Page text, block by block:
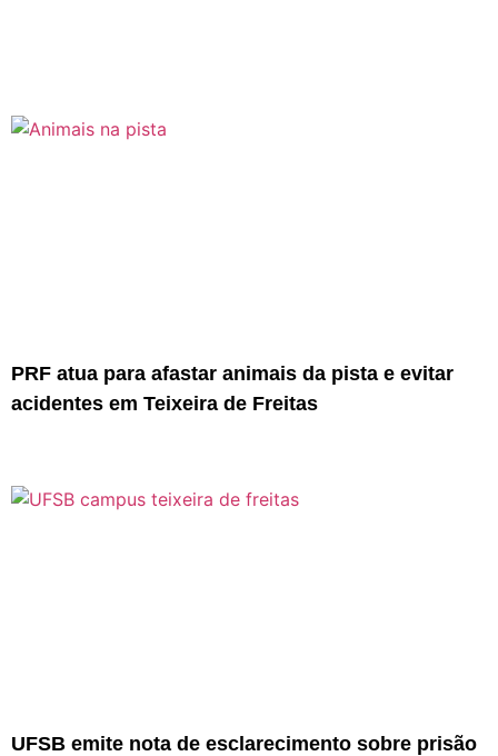
PRF atua para afastar animais da pista e evitar
acidentes em Teixeira de Freitas
UFSB emite nota de esclarecimento sobre prisão